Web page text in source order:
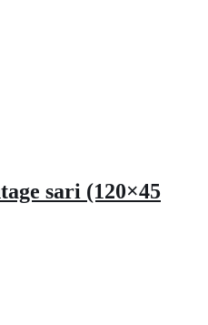
sari (120×45